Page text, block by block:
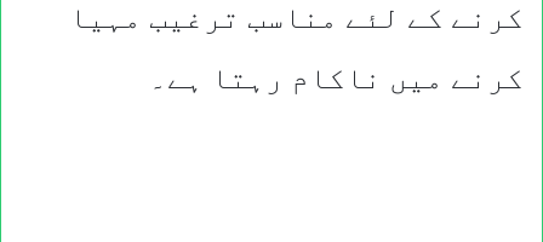
کرنے کے لئے مناسب ترغیب مہیا
کرنے میں ناکام رہتا ہے۔